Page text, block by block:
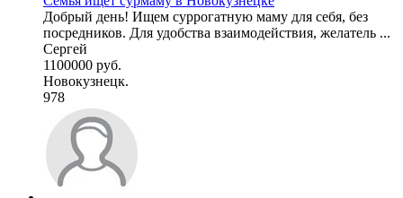
Добрый день! Ищем суррогатную маму для себя, без
посредников. Для удобства взаимодействия, желатель ...
Сергей
1100000 руб.
Новокузнецк.
978